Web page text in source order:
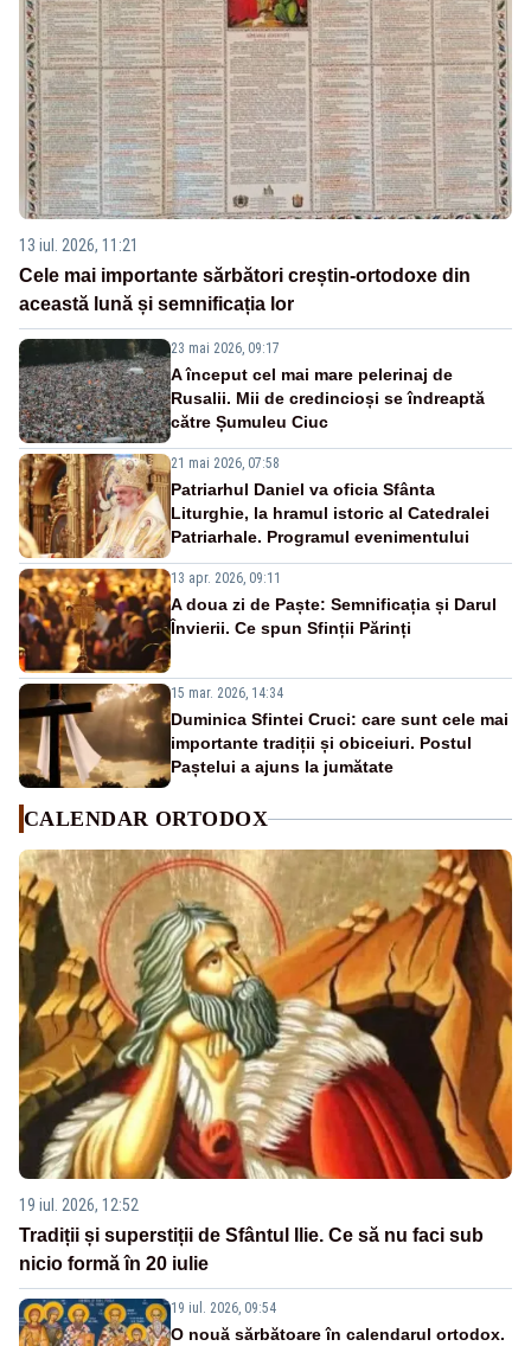
13 iul. 2026, 11:21
Cele mai importante sărbători creștin-ortodoxe din
această lună și semnificația lor
23 mai 2026, 09:17
A început cel mai mare pelerinaj de
Rusalii. Mii de credincioși se îndreaptă
către Șumuleu Ciuc
21 mai 2026, 07:58
Patriarhul Daniel va oficia Sfânta
Liturghie, la hramul istoric al Catedralei
Patriarhale. Programul evenimentului
13 apr. 2026, 09:11
A doua zi de Paște: Semnificația și Darul
Învierii. Ce spun Sfinții Părinți
15 mar. 2026, 14:34
Duminica Sfintei Cruci: care sunt cele mai
importante tradiții și obiceiuri. Postul
Paștelui a ajuns la jumătate
CALENDAR ORTODOX
19 iul. 2026, 12:52
Tradiții și superstiții de Sfântul Ilie. Ce să nu faci sub
nicio formă în 20 iulie
19 iul. 2026, 09:54
O nouă sărbătoare în calendarul ortodox.